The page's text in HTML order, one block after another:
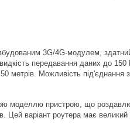
3G/4G-модулем,
передавання даних до
метрів. Можливість під'єднання
моделлю пристрою, що
Цей варіант роутера має